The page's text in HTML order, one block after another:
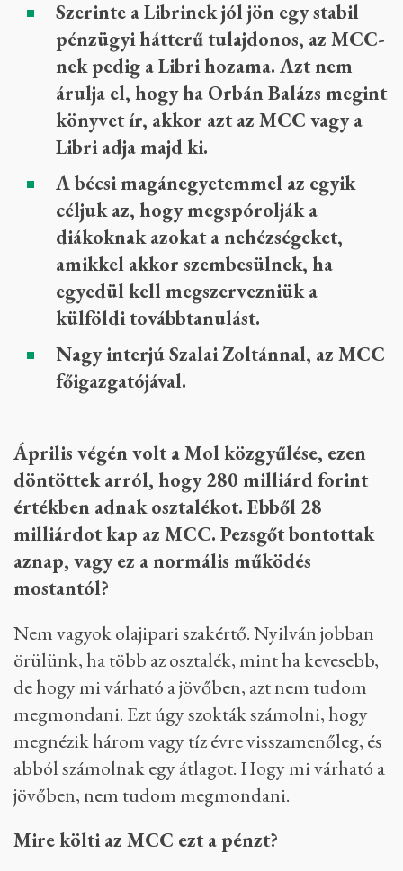
Szerinte a Librinek jól jön egy stabil
pénzügyi hátterű tulajdonos, az MCC-
nek pedig a Libri hozama. Azt nem
árulja el, hogy ha Orbán Balázs megint
könyvet ír, akkor azt az MCC vagy a
Libri adja majd ki.
A bécsi magánegyetemmel az egyik
céljuk az, hogy megspórolják a
diákoknak azokat a nehézségeket,
amikkel akkor szembesülnek, ha
egyedül kell megszervezniük a
külföldi továbbtanulást.
Nagy interjú Szalai Zoltánnal, az MCC
főigazgatójával.
Április végén volt a Mol közgyűlése, ezen
döntöttek arról, hogy 280 milliárd forint
értékben adnak osztalékot. Ebből 28
milliárdot kap az MCC. Pezsgőt bontottak
aznap, vagy ez a normális működés
mostantól?
Nem vagyok olajipari szakértő. Nyilván jobban
örülünk, ha több az osztalék, mint ha kevesebb,
de hogy mi várható a jövőben, azt nem tudom
megmondani. Ezt úgy szokták számolni, hogy
megnézik három vagy tíz évre visszamenőleg, és
abból számolnak egy átlagot. Hogy mi várható a
jövőben, nem tudom megmondani.
Mire költi az MCC ezt a pénzt?